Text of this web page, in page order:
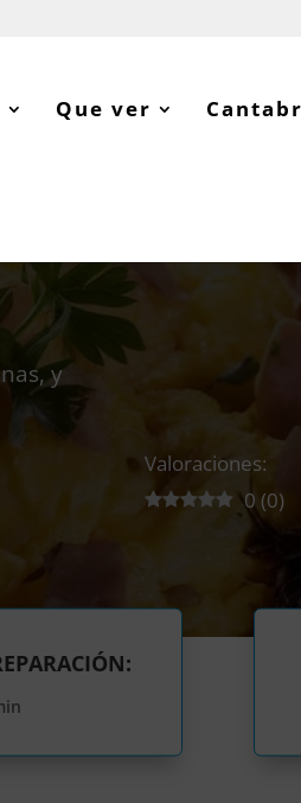
Que ver
y
Valoraciones:
0 (0)